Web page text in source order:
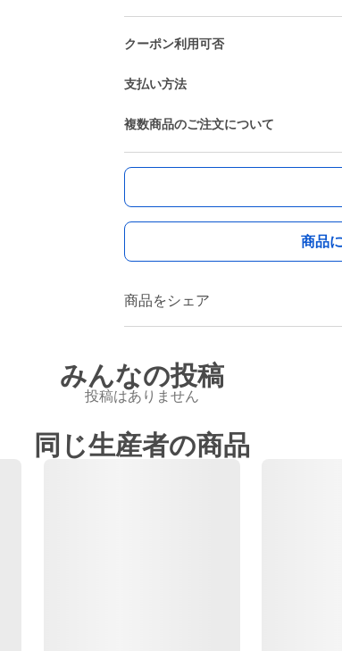
クーポン利用可否
支払い方法
複数商品のご注文について
商品
商品をシェア
みんなの投稿
投稿はありません
同じ生産者の商品